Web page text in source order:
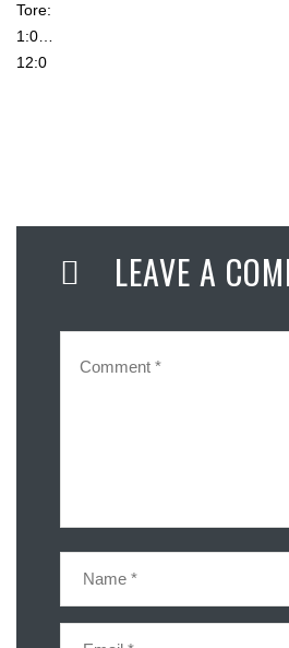
Tore:
1:0…
12:0
LEAVE A